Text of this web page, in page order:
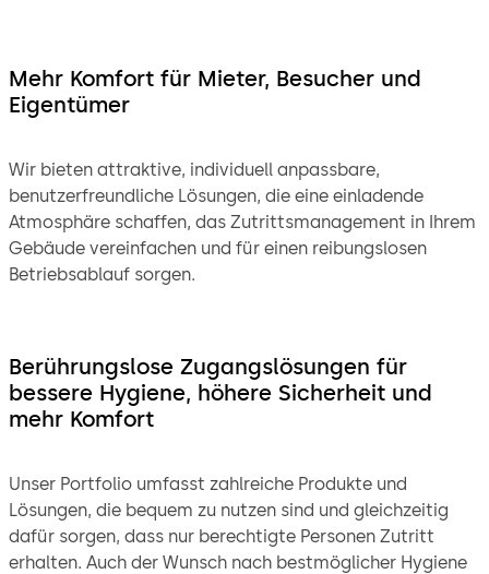
Mehr Komfort für Mieter, Besucher und
Eigentümer
Wir bieten attraktive, individuell anpassbare,
benutzerfreundliche Lösungen, die eine einladende
Atmosphäre schaffen, das Zutrittsmanagement in Ihrem
Gebäude vereinfachen und für einen reibungslosen
Betriebsablauf sorgen.
Berührungslose Zugangslösungen für
bessere Hygiene, höhere Sicherheit und
mehr Komfort
Unser Portfolio umfasst zahlreiche Produkte und
Lösungen, die bequem zu nutzen sind und gleichzeitig
dafür sorgen, dass nur berechtigte Personen Zutritt
erhalten. Auch der Wunsch nach bestmöglicher Hygiene